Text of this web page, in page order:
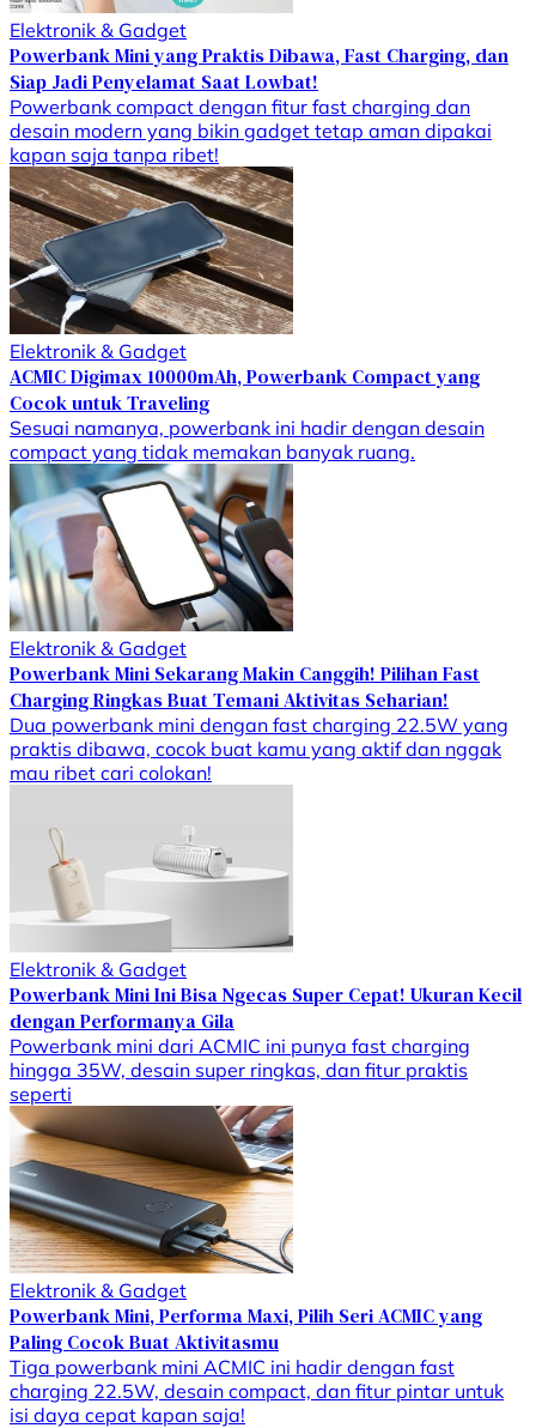
Elektronik & Gadget
Powerbank Mini yang Praktis Dibawa, Fast Charging, dan
Siap Jadi Penyelamat Saat Lowbat!
Powerbank compact dengan fitur fast charging dan
desain modern yang bikin gadget tetap aman dipakai
kapan saja tanpa ribet!
Elektronik & Gadget
ACMIC Digimax 10000mAh, Powerbank Compact yang
Cocok untuk Traveling
Sesuai namanya, powerbank ini hadir dengan desain
compact yang tidak memakan banyak ruang.
Elektronik & Gadget
Powerbank Mini Sekarang Makin Canggih! Pilihan Fast
Charging Ringkas Buat Temani Aktivitas Seharian!
Dua powerbank mini dengan fast charging 22.5W yang
praktis dibawa, cocok buat kamu yang aktif dan nggak
mau ribet cari colokan!
Elektronik & Gadget
Powerbank Mini Ini Bisa Ngecas Super Cepat! Ukuran Kecil
dengan Performanya Gila
Powerbank mini dari ACMIC ini punya fast charging
hingga 35W, desain super ringkas, dan fitur praktis
seperti
Elektronik & Gadget
Powerbank Mini, Performa Maxi, Pilih Seri ACMIC yang
Paling Cocok Buat Aktivitasmu
Tiga powerbank mini ACMIC ini hadir dengan fast
charging 22.5W, desain compact, dan fitur pintar untuk
isi daya cepat kapan saja!